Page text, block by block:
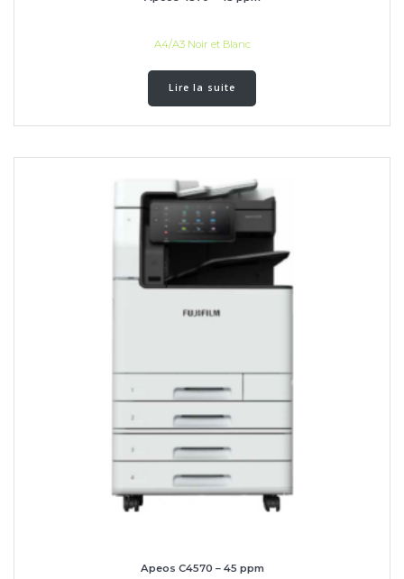
A4/A3 Noir et Blanc
Lire la suite
Apeos C4570 – 45 ppm